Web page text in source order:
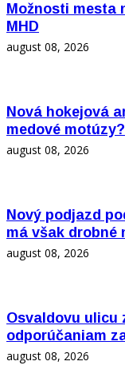
Možnosti mesta
MHD
august 08, 2026
Nová hokejová
medové motúzy?
august 08, 2026
Nový podjazd
má však drobné
august 08, 2026
Osvaldovu ulicu
odporúčaniam
august 08, 2026